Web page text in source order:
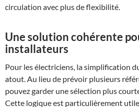
circulation avec plus de flexibilité.
Une solution cohérente
installateurs
Pour les électriciens, la simplification
atout. Au lieu de prévoir plusieurs
pouvez garder une sélection plus
Cette logique est particulièrement